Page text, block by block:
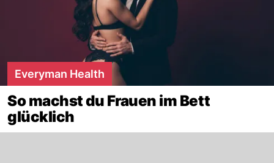
Everyman Health
So machst du Frauen im Bett
glücklich